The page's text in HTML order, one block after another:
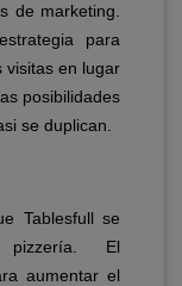
de marketing.
para
visitas en lugar
posibilidades
se duplican.
Tablesfull se
pizzería. El
aumentar el